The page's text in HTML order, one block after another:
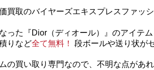
買取のバイヤーズエキスプレスファッ
った『Dior（ディオール）』のアイテ
りなど全て無料！ 段ボールや送り状が
の買い取り専門なので、不明な点があ